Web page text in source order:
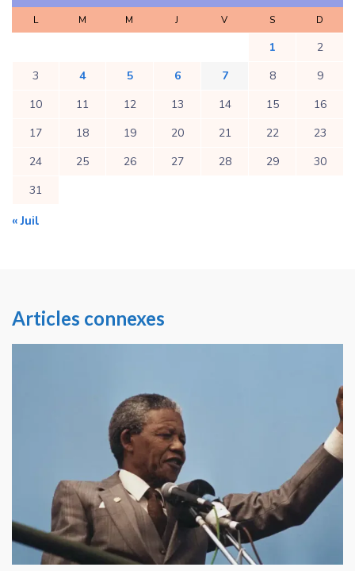
L M M J V S D
1
2
3
4 5 6 7 8
9
10
11 12 13 14 15
16
17
18 19 20 21 22
23
24
25 26 27 28 29
30
31
« Juil
Articles connexes